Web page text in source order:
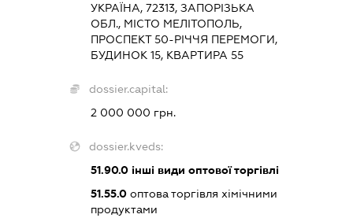
УКРАЇНА, 72313, ЗАПОРІЗЬКА
ОБЛ., МІСТО МЕЛІТОПОЛЬ,
ПРОСПЕКТ 50-РІЧЧЯ ПЕРЕМОГИ,
БУДИНОК 15, КВАРТИРА 55
dossier.capital:
2 000 000 грн.
dossier.kveds:
51.90.0інші види оптової торгівлі
51.55.0оптова торгівля хімічними
продуктами